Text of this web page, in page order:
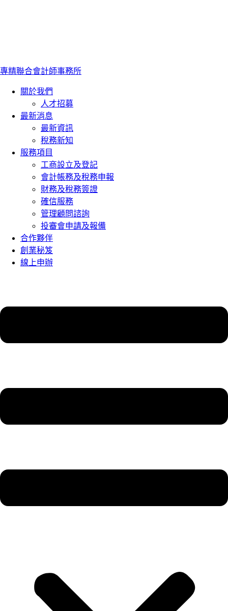
專精聯合會計師事務所
關於我們
人才招募
最新消息
最新資訊
稅務新知
服務項目
工商設立及登記
會計帳務及稅務申報
財務及稅務簽證
確信服務
管理顧問諮詢
投審會申請及報備
合作夥伴
創業秘笈
線上申辦